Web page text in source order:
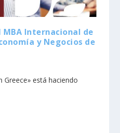
MBA Internacional de
y Negocios de
Greece» está haciendo